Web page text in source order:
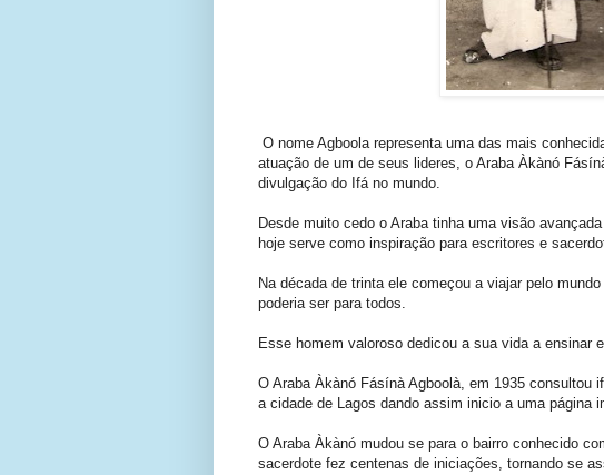
O nome Agboola representa uma das mais
atuação de um de seus lideres, o Araba Àkànó
divulgação do Ifá no mundo.
Desde muito cedo o Araba tinha uma visão
hoje serve como inspiração para escritores e
Na década de trinta ele começou a viajar pelo
poderia ser para todos.
Esse homem valoroso dedicou a sua vida a ensinar
O Araba Àkànó Fásínà Agboolà, em 1935 consultou
a cidade de Lagos dando assim inicio a uma página
O Araba Àkànó mudou se para o bairro conhecido
sacerdote fez centenas de iniciações, tornando se